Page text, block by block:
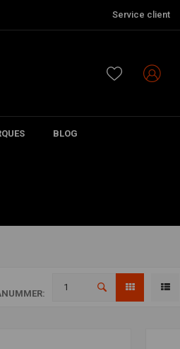
Service client
BLOG